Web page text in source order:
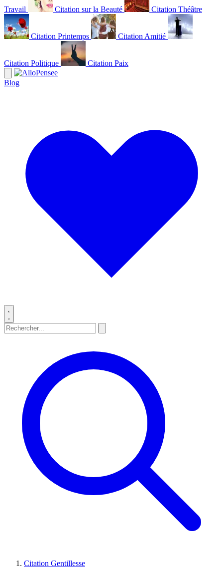
Travail Citation sur la Beauté Citation Théâtre
Citation Printemps Citation Amitié
Citation Politique Citation Paix
Blog
Citation Gentillesse